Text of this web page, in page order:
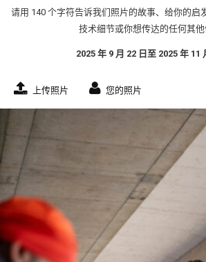
请用 140 个字符告诉我们照片的故事、给你的启
技术细节或你想传达的任何其他
2025 年 9 月 22 日至 2025 年 11
上传照片 您的照片